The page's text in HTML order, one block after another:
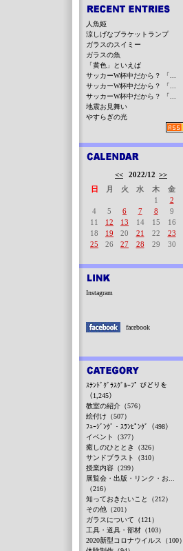
人魚姫
涼しげなブラケットランプ
ガラスのスイミー
ガラスの魚
「黄色」といえば
サッカーW杯中だから？ 「...
サッカーW杯中だから？ 「...
サッカーW杯中だから？ 「...
地震お見舞い
やすらぎの光
<< 2022/12 >>
日
月 火 水 木 金
1
2
4
5 6 7 8 9
11
12 13 14 15 16
18
19 20 21 22 23
25
26 27 28 29 30
Instagram
facebook
ｽﾃﾝﾄﾞｸﾞﾗｽｸﾞﾙｰﾌﾟ びどりを
（1,245）
教室の紹介（576）
絵付け（507）
ﾌｭｰｼﾞﾝｸﾞ・ｽﾗﾝﾋﾟﾝｸﾞ（498）
イベント（377）
癒しのひととき（326）
サンドブラスト（310）
授業内容（299）
展覧会・出版・リンク・お...
（216）
知っておきたいこと（212）
その他（201）
ガラスについて（121）
工具・道具・部材（103）
2020新型コロナウイルス（100）